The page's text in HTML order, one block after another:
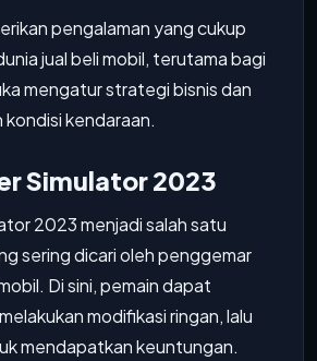
pengalaman yang cukup
jual beli mobil, terutama bagi
mengatur strategi bisnis dan
kendaraan.
Simulator 2023
2023 menjadi salah satu
sering dicari oleh penggemar
Di sini, pemain dapat
modifikasi ringan, lalu
mendapatkan keuntungan.